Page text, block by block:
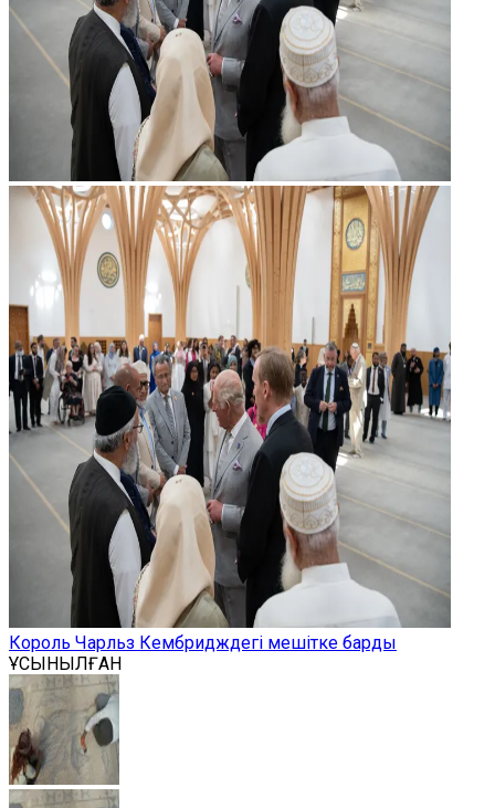
Король Чарльз Кембридждегі мешітке барды
ҰСЫНЫЛҒАН